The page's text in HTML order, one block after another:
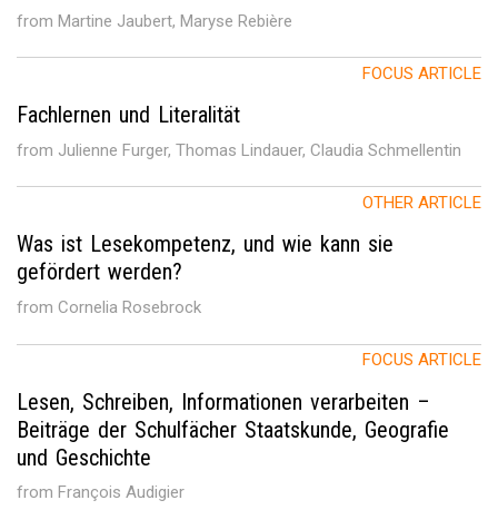
from Martine Jaubert, Maryse Rebière
FOCUS ARTICLE
Fachlernen und Literalität
from Julienne Furger, Thomas Lindauer, Claudia Schmellentin
OTHER ARTICLE
Was ist Lesekompetenz, und wie kann sie
gefördert werden?
from Cornelia Rosebrock
FOCUS ARTICLE
Lesen, Schreiben, Informationen verarbeiten –
Beiträge der Schulfächer Staatskunde, Geografie
und Geschichte
from François Audigier